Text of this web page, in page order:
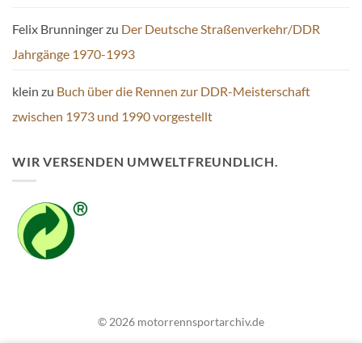
Felix Brunningerzu Der Deutsche Straßenverkehr/DDR
Jahrgänge 1970-1993
klein zu Buch über die Rennen zur DDR-Meisterschaft
zwischen 1973 und 1990 vorgestellt
WIR VERSENDEN UMWELTFREUNDLICH.
© 2026 motorrennsportarchiv.de